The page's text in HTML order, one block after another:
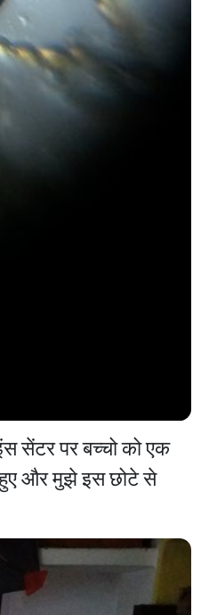
सेंटर पर बच्चो को एक
और मुझे इस छोटे से